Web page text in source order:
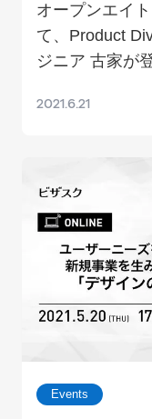
オープンエイ
て、Product
ジニア 古家が
2021.6.21
Events